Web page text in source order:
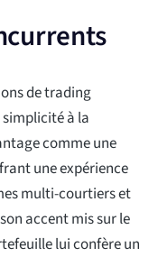
de trading
à la
comme une
une expérience
multi-courtiers et
accent mis sur le
lui confère un